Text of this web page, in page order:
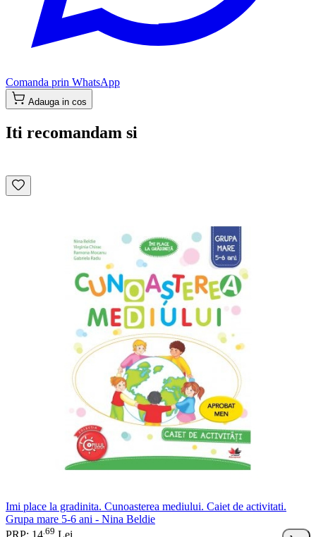
Comanda prin WhatsApp
Adauga in cos
Iti recomandam si
Imi place la gradinita. Cunoasterea mediului. Caiet de activitati.
Grupa mare 5-6 ani - Nina Beldie
PRP: 14 69 Lei